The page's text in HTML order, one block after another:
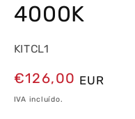
4000K
KITCL1
Preço
normal
€126,00 EUR
IVA incluído.